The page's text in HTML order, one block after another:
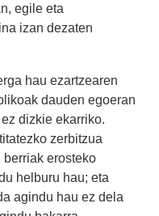
egile eta
izan dezaten
hau ezartzearen
dauden egoeran
dizkie ekarriko.
zerbitzua
erosteko
helburu hau; eta
agindu hau ez dela